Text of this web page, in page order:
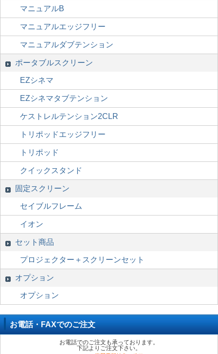
マニュアルB
マニュアルエッジフリー
マニュアルダブテンション
ポータブルスクリーン
EZシネマ
EZシネマタブテンション
ケストレルテンション2CLR
トリポッドエッジフリー
トリポッド
クイックスタンド
固定スクリーン
セイブルフレーム
イオン
セット商品
プロジェクター＋スクリーンセット
オプション
オプション
お電話・FAXでのご注文
お電話でのご注文も承っております。
下記よりご注文下さい。